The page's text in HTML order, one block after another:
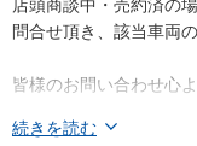
問合せ頂き、該当車両
皆様のお問い合わせ心
続きを読む